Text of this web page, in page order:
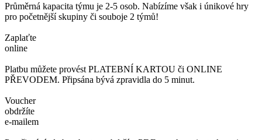
Průměrná kapacita týmu je 2-5 osob. Nabízíme však i únikové hry
pro početnější skupiny či souboje 2 týmů!
Zaplaťte
online
Platbu můžete provést PLATEBNÍ KARTOU či ONLINE
PŘEVODEM. Připsána bývá zpravidla do 5 minut.
Voucher
obdržíte
e-mailem